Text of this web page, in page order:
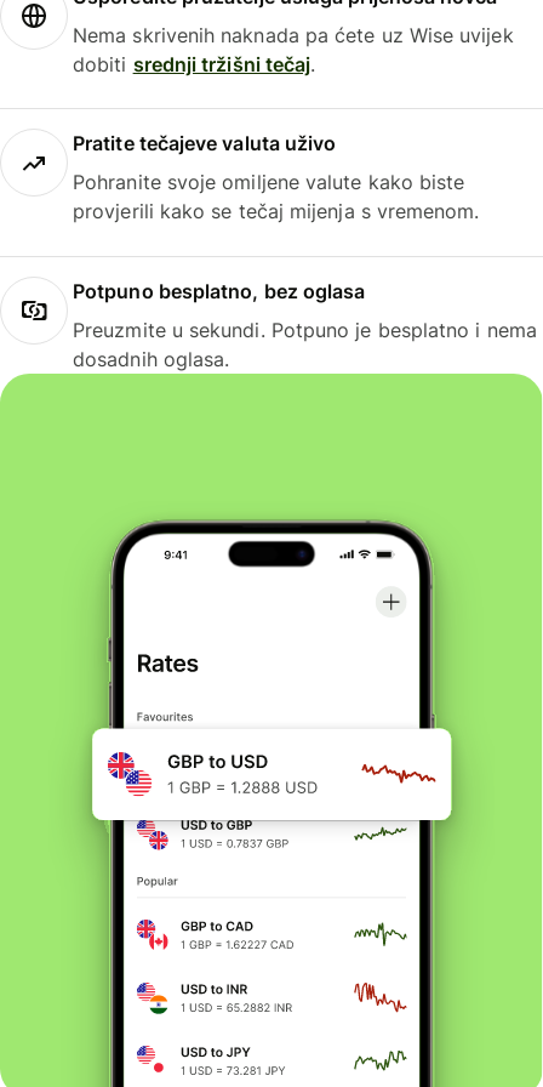
Nema skrivenih naknada pa ćete uz Wise uvijek
dobiti srednji tržišni tečaj.
Pratite tečajeve valuta uživo
Pohranite svoje omiljene valute kako biste
provjerili kako se tečaj mijenja s vremenom.
Potpuno besplatno, bez oglasa
Preuzmite u sekundi. Potpuno je besplatno i nema
dosadnih oglasa.